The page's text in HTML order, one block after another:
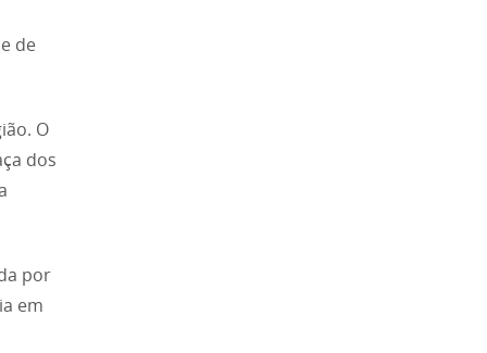
de
O
dos
por
em